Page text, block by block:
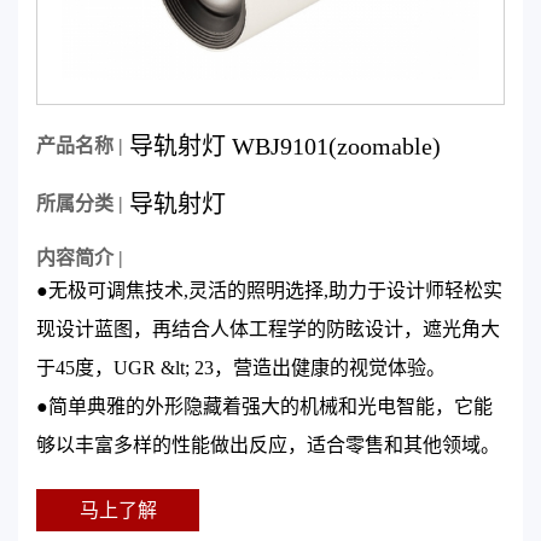
产品名称 | 导轨射灯 WBJ9101(zoomable)
所属分类 | 导轨射灯
内容简介 |
●无极可调焦技术,灵活的照明选择,助力于设计师轻松实
现设计蓝图，再结合人体工程学的防眩设计，遮光角大
于45度，UGR &lt; 23，营造出健康的视觉体验。
●简单典雅的外形隐藏着强大的机械和光电智能，它能
够以丰富多样的性能做出反应，适合零售和其他领域。
马上了解